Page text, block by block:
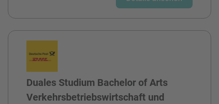
Duales Studium Bachelor of Arts
Verkehrsbetriebswirtschaft und